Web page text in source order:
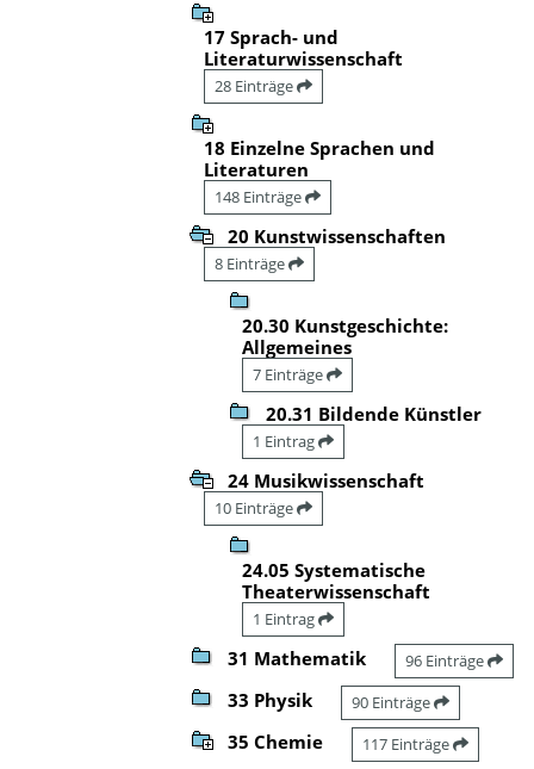
17 Sprach- und
Literaturwissenschaft
28 Einträge
18 Einzelne Sprachen und
Literaturen
148 Einträge
20 Kunstwissenschaften
8 Einträge
20.30 Kunstgeschichte:
Allgemeines
7 Einträge
20.31 Bildende Künstler
1 Eintrag
24 Musikwissenschaft
10 Einträge
24.05 Systematische
Theaterwissenschaft
1 Eintrag
31 Mathematik 96 Einträge
33 Physik 90 Einträge
35 Chemie 117 Einträge